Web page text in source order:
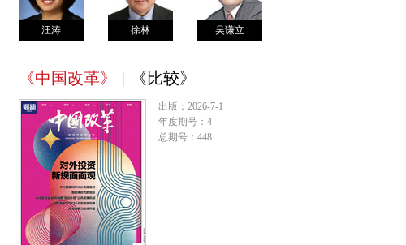
汪涛 徐林 吴谦立
《中国改革》 | 《比较》
出版：2026-7-1
年度期号：4
总期号：448